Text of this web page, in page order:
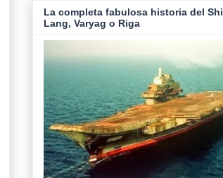
La completa fabulosa historia del Shi
Lang, Varyag o Riga